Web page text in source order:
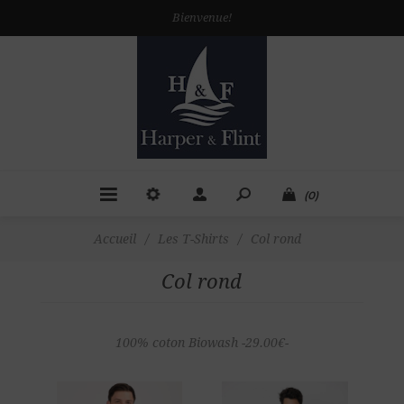
Bienvenue!
(0)
Accueil / Les T-Shirts / Col rond
Col rond
100% coton Biowash -29.00€-